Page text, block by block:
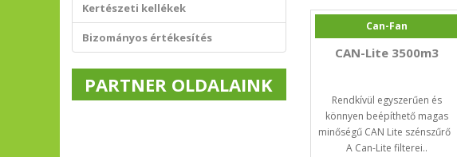
Kertészeti kellékek
Bizományos értékesítés
PARTNER OLDALAINK
Can-Fan
CAN-Lite 3500m3
Rendkívül egyszerűen és
könnyen beépíthető magas
minőségű CAN Lite szénszűrő
A Can-Lite filterei..